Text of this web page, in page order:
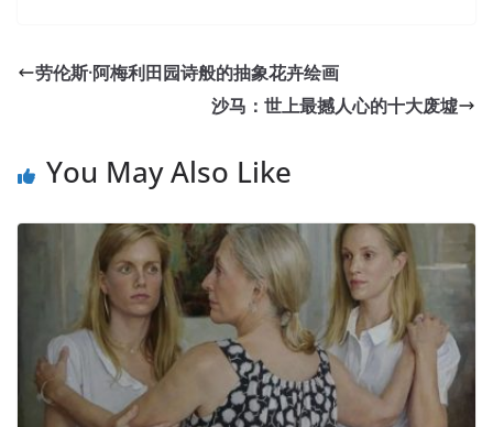
劳伦斯·阿梅利田园诗般的抽象花卉绘画
沙马：世上最撼人心的十大废墟
You May Also Like